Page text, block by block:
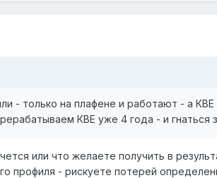
- только на плафене и работают - а КВЕ
КВЕ уже 4 года - и гнаться
или что желаете получить в
профиля - рискуете потерей